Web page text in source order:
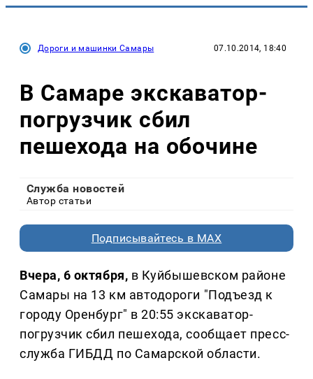
Дороги и машинки Самары 07.10.2014, 18:40
В Самаре экскаватор-
погрузчик сбил
пешехода на обочине
Служба новостей
Автор статьи
Подписывайтесь в MAX
Вчера, 6 октября, в Куйбышевском районе
Самары на 13 км автодороги "Подъезд к
городу Оренбург" в 20:55 экскаватор-
погрузчик сбил пешехода, сообщает пресс-
служба ГИБДД по Самарской области.